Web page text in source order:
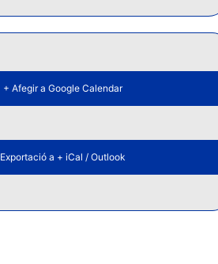
+ Afegir a Google Calendar
Exportació a + iCal / Outlook